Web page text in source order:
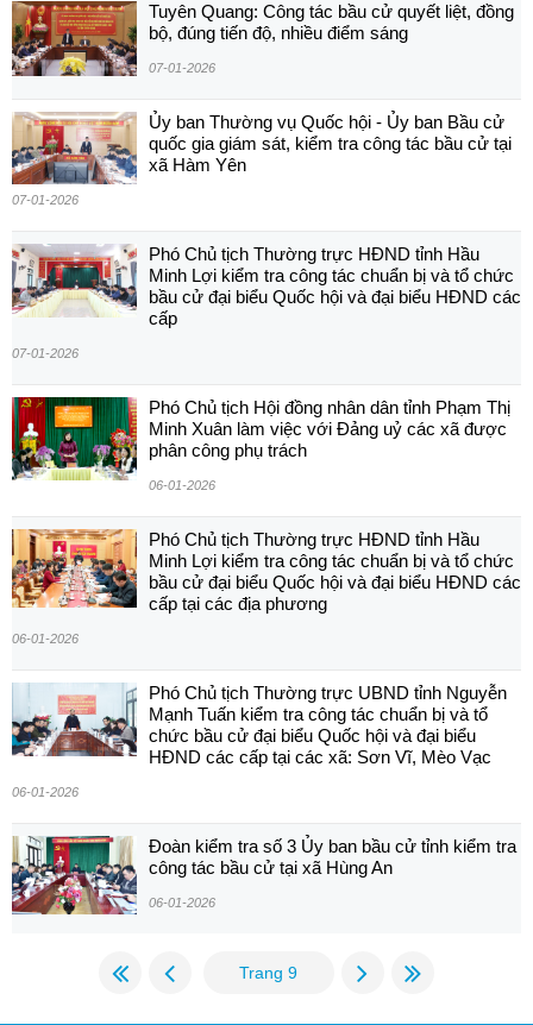
Tuyên Quang: Công tác bầu cử quyết liệt, đồng
bộ, đúng tiến độ, nhiều điểm sáng
07-01-2026
Ủy ban Thường vụ Quốc hội - Ủy ban Bầu cử
quốc gia giám sát, kiểm tra công tác bầu cử tại
xã Hàm Yên
07-01-2026
Phó Chủ tịch Thường trực HĐND tỉnh Hầu
Minh Lợi kiểm tra công tác chuẩn bị và tổ chức
bầu cử đại biểu Quốc hội và đại biểu HĐND các
cấp
07-01-2026
Phó Chủ tịch Hội đồng nhân dân tỉnh Phạm Thị
Minh Xuân làm việc với Đảng uỷ các xã được
phân công phụ trách
06-01-2026
Phó Chủ tịch Thường trực HĐND tỉnh Hầu
Minh Lợi kiểm tra công tác chuẩn bị và tổ chức
bầu cử đại biểu Quốc hội và đại biểu HĐND các
cấp tại các địa phương
06-01-2026
Phó Chủ tịch Thường trực UBND tỉnh Nguyễn
Mạnh Tuấn kiểm tra công tác chuẩn bị và tổ
chức bầu cử đại biểu Quốc hội và đại biểu
HĐND các cấp tại các xã: Sơn Vĩ, Mèo Vạc
06-01-2026
Đoàn kiểm tra số 3 Ủy ban bầu cử tỉnh kiểm tra
công tác bầu cử tại xã Hùng An
06-01-2026
Trang 9